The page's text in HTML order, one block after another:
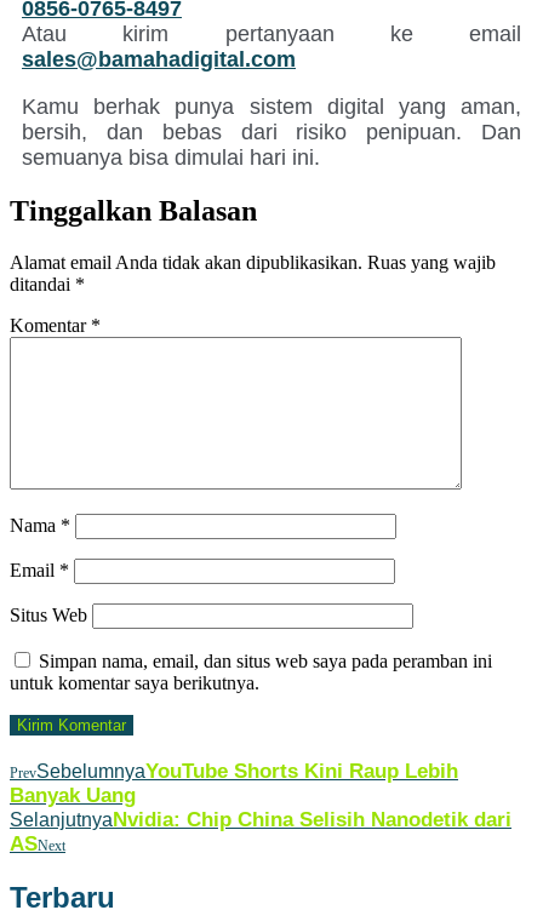
0856-0765-8497
Atau kirim pertanyaan ke email
sales@bamahadigital.com
Kamu berhak punya sistem digital yang aman,
bersih, dan bebas dari risiko penipuan. Dan
semuanya bisa dimulai hari ini.
Tinggalkan Balasan
Alamat email Anda tidak akan dipublikasikan. Ruas yang wajib
ditandai *
Komentar *
Nama *
Email *
Situs Web
Simpan nama, email, dan situs web saya pada peramban ini
untuk komentar saya berikutnya.
PrevSebelumnyaYouTube Shorts Kini Raup Lebih
Banyak Uang
SelanjutnyaNvidia: Chip China Selisih Nanodetik dari
ASNext
Terbaru